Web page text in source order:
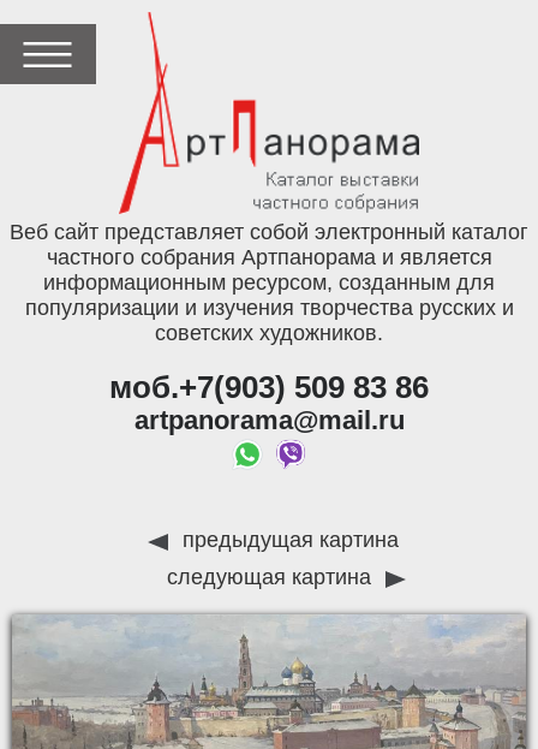
Веб сайт представляет собой электронный каталог
частного собрания Артпанорама и является
информационным ресурсом, созданным для
популяризации и изучения творчества русских и
советских художников.
моб.+7(903) 509 83 86
artpanorama@mail.ru
предыдущая картина
следующая картина